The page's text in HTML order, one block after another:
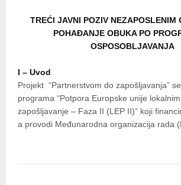
TREĆI JAVNI POZIV NEZAPOSLENIM
POHAĐANJE OBUKA PO
OSPOSOBLJAVANJA
I – Uvod
Projekt “Partnerstvom do zapošljavanja”
programa “Potpora Europske unije
zapošljavanje – Faza II (LEP II)“ koji
a provodi Međunarodna organizacija rada